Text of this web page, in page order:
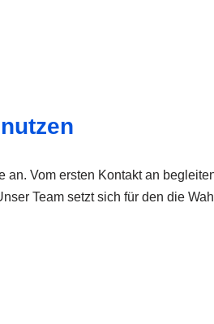
Vom ersten Kontakt an
Team setzt sich für den die